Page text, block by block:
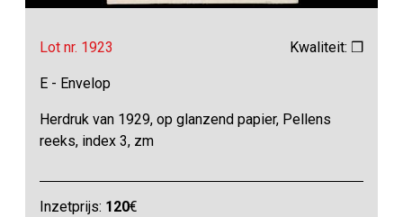
Lot nr. 1923 Kwaliteit: ❒
E - Envelop
Herdruk van 1929, op glanzend papier, Pellens
reeks, index 3, zm
Inzetprijs: 120€